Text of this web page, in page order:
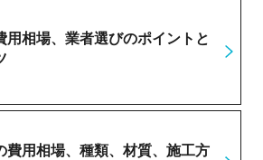
用相場、業者選びのポイントと
費用相場、種類、材質、施工方